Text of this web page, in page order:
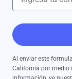
Al enviar este
California por medio